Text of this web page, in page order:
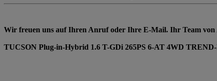
Wir freuen uns auf Ihren Anruf oder Ihre E-Mail. Ihr Team von
TUCSON Plug-in-Hybrid 1.6 T-GDi 265PS 6-AT 4WD